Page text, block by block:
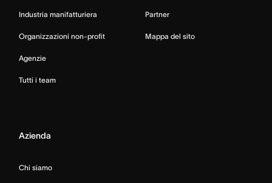
Industria manifatturiera
Organizzazioni non-profit
Agenzie
Tutti i team
Partner
Mappa del sito
Azienda
Chi siamo